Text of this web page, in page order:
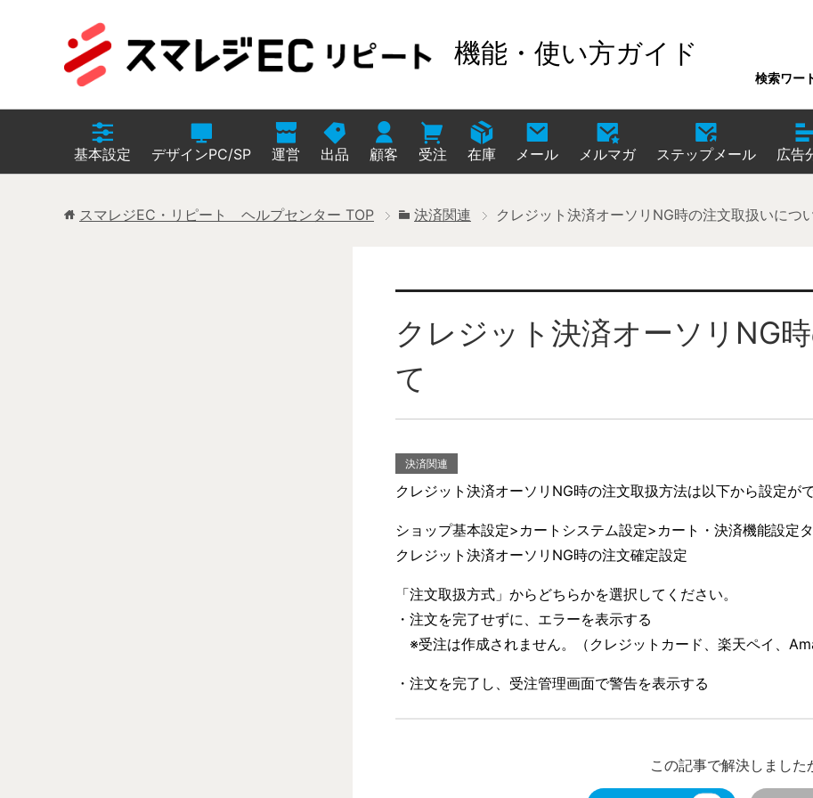
機能・使い方ガイド
検索ワー
基本設定 デザインPC/SP 運営 出品 顧客 受注 在庫 メール メルマガ ステップメール 広告
スマレジEC・リピート ヘルプセンター TOP 決済関連 クレジット決済オーソリNG時の注文取扱いにつ
クレジット決済オーソリNG
て
決済関連
クレジット決済オーソリNG時の注文取扱方法は以下から設定がで
ショップ基本設定>カートシステム設定>カート・決済機能設定
クレジット決済オーソリNG時の注文確定設定
「注文取扱方式」からどちらかを選択してください。
・注文を完了せずに、エラーを表示する
※受注は作成されません。（クレジットカード、楽天ペイ、
・注文を完了し、受注管理画面で警告を表示する
この記事で解決しました